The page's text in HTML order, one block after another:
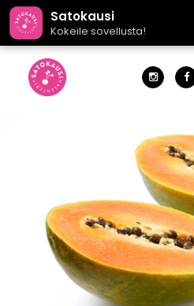
Satokausi
Kokeile sovellusta!